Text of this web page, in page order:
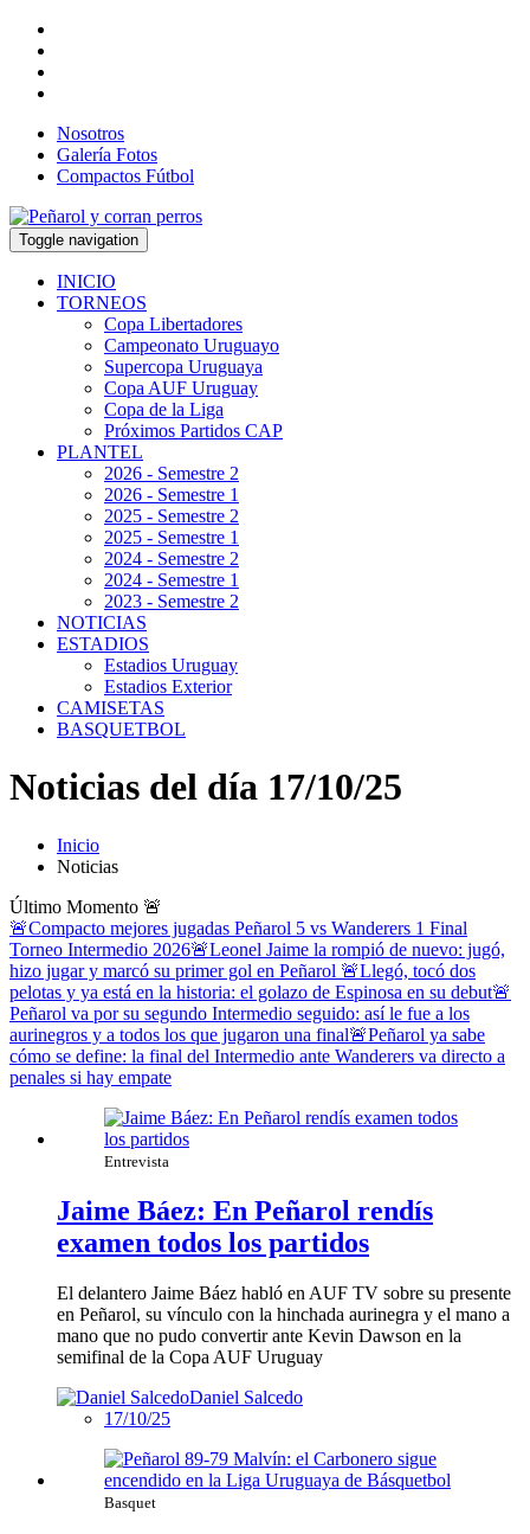
Nosotros
Galería Fotos
Compactos Fútbol
Toggle navigation
INICIO
TORNEOS
Copa Libertadores
Campeonato Uruguayo
Supercopa Uruguaya
Copa AUF Uruguay
Copa de la Liga
Próximos Partidos CAP
PLANTEL
2026 - Semestre 2
2026 - Semestre 1
2025 - Semestre 2
2025 - Semestre 1
2024 - Semestre 2
2024 - Semestre 1
2023 - Semestre 2
NOTICIAS
ESTADIOS
Estadios Uruguay
Estadios Exterior
CAMISETAS
BASQUETBOL
Noticias del día 17/10/25
Inicio
Noticias
Último Momento 🚨
🚨Compacto mejores jugadas Peñarol 5 vs Wanderers 1 Final
Torneo Intermedio 2026🚨Leonel Jaime la rompió de nuevo: jugó,
hizo jugar y marcó su primer gol en Peñarol 🚨Llegó, tocó dos
pelotas y ya está en la historia: el golazo de Espinosa en su debut🚨
Peñarol va por su segundo Intermedio seguido: así le fue a los
aurinegros y a todos los que jugaron una final🚨Peñarol ya sabe
cómo se define: la final del Intermedio ante Wanderers va directo a
penales si hay empate
Entrevista
Jaime Báez: En Peñarol rendís
examen todos los partidos
El delantero Jaime Báez habló en AUF TV sobre su presente
en Peñarol, su vínculo con la hinchada aurinegra y el mano a
mano que no pudo convertir ante Kevin Dawson en la
semifinal de la Copa AUF Uruguay
Daniel Salcedo
17/10/25
Basquet